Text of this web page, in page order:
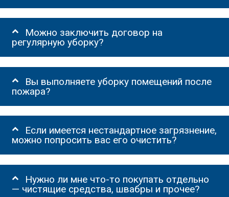
Можно заключить договор на
регулярную уборку?
Вы выполняете уборку помещений после
пожара?
Если имеется нестандартное загрязнение,
можно попросить вас его очистить?
Нужно ли мне что-то покупать отдельно
— чистящие средства, швабры и прочее?